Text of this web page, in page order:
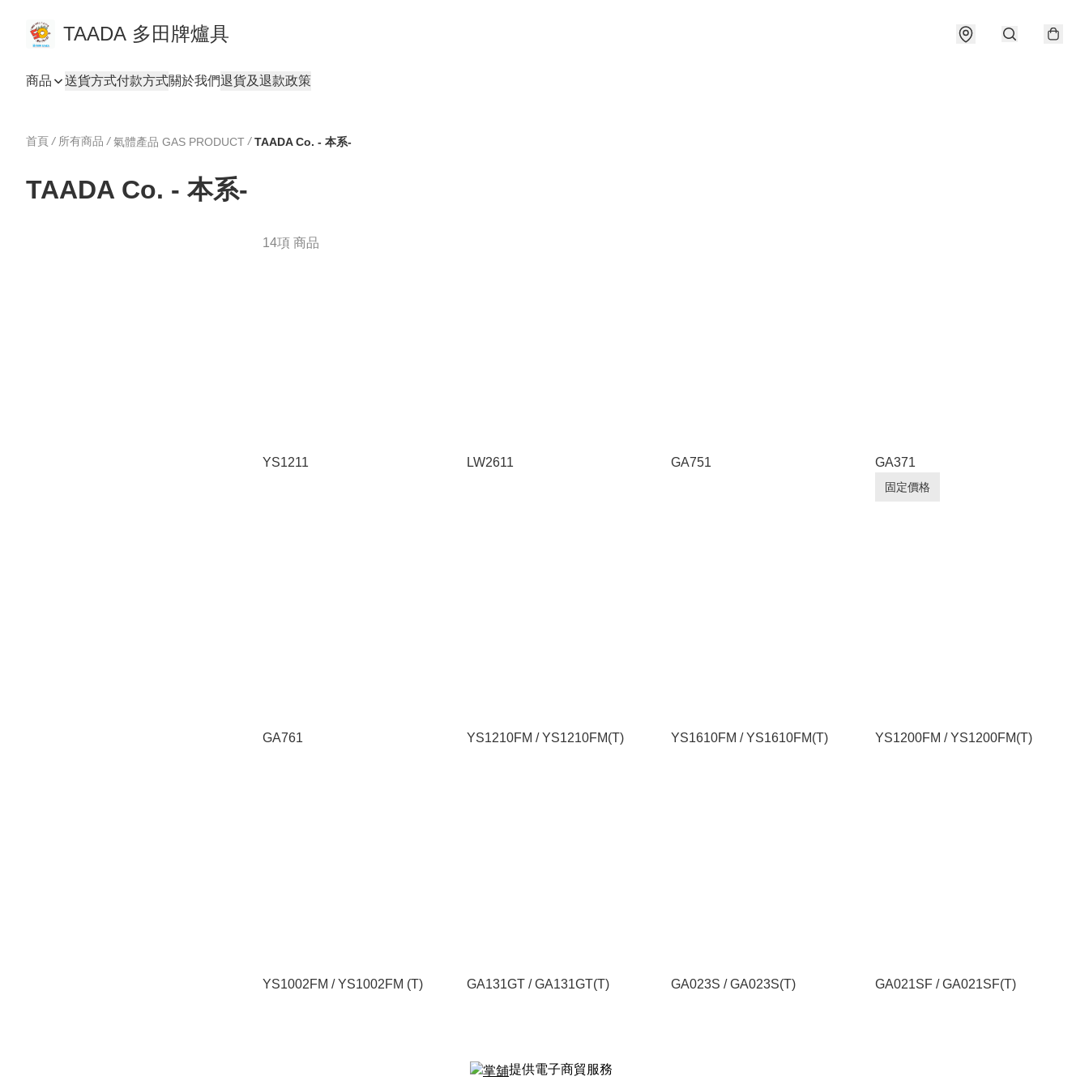
TAADA 多田牌爐具
商品 送貨方式付款方式關於我們退貨及退款政策
首頁 / 所有商品 / 氣體產品 GAS PRODUCT / TAADA Co. - 本系-
TAADA Co. - 本系-
14項 商品
YS1211 LW2611 GA751 GA371
固定價格
GA761 YS1210FM / YS1210FM(T) YS1610FM / YS1610FM(T) YS1200FM / YS1200FM(T)
YS1002FM / YS1002FM (T) GA131GT / GA131GT(T) GA023S / GA023S(T) GA021SF / GA021SF(T)
提供電子商貿服務